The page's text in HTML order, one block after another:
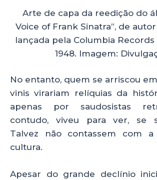
Arte de capa da reedição do
Voice of Frank Sinatra”, de
lançada pela Columbia
1948. Imagem:
No entanto, quem se arriscou
vinis virariam relíquias da
apenas por saudosistas
contudo, viveu para ver, se
Talvez não contassem com a
cultura.
Apesar do grande declínio